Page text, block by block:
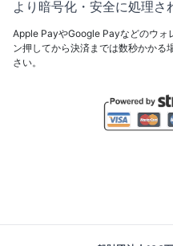
より暗号化・安全に処理さ
Apple PayやGoogle Payなどのウォ
ン押してから決済までは数秒かかる
さい。